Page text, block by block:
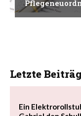
Letzte
Ein